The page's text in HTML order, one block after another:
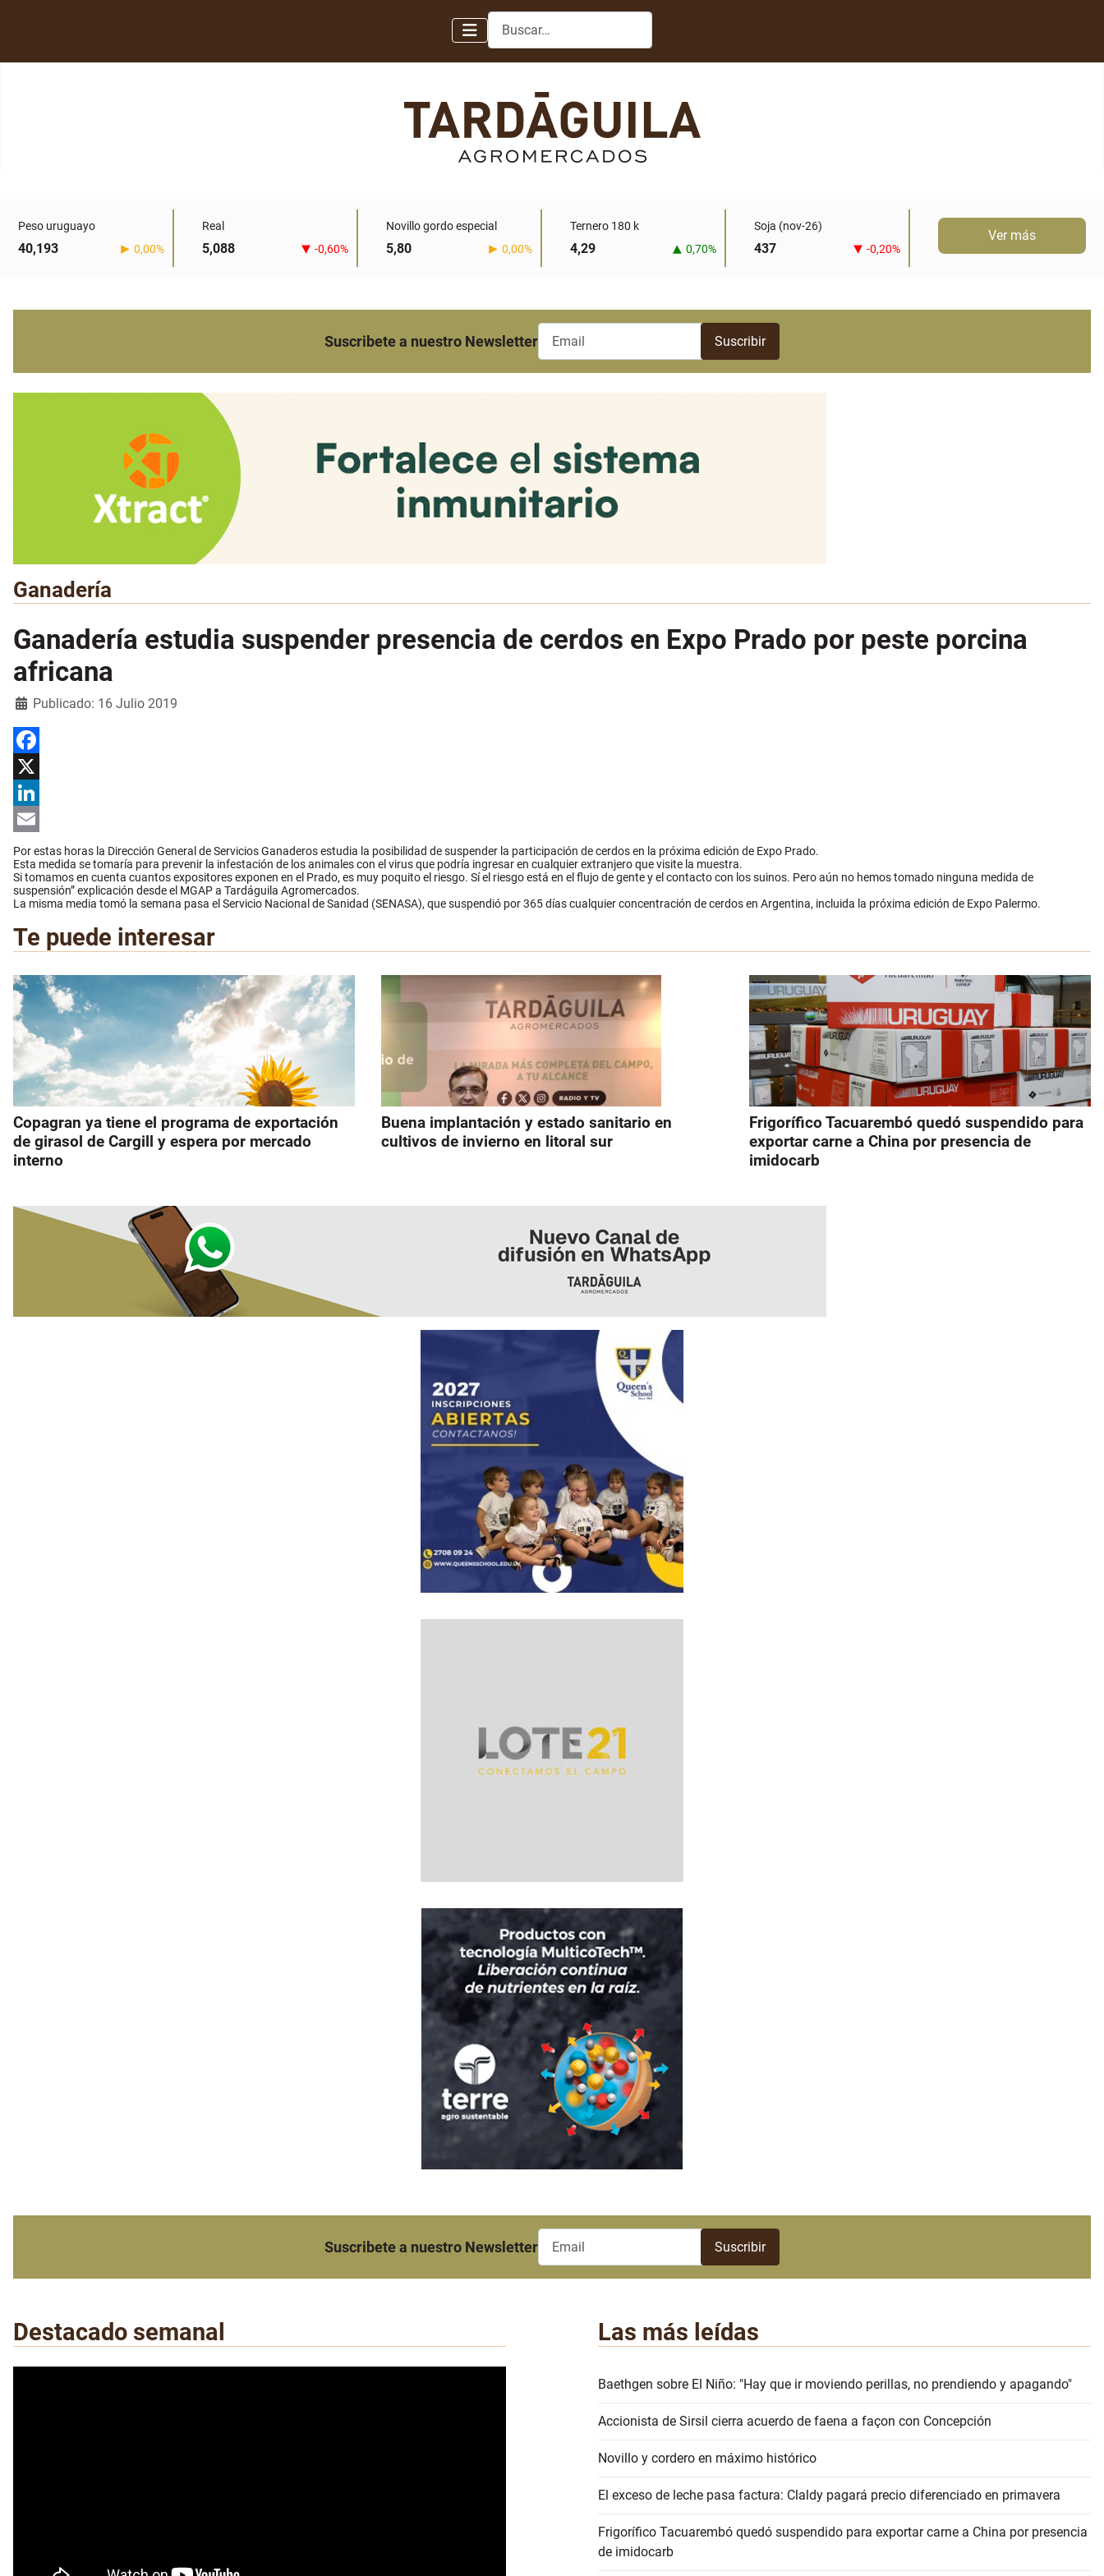
Buscar
Peso uruguayo
40,193 0,00%
Real
5,088 -0,60%
Novillo gordo especial
5,80 0,00%
Ternero 180 k
4,29 0,70%
Soja (nov-26)
437 -0,20%
Ver más
Suscribete a nuestro Newsletter
Ganadería
Ganadería estudia suspender presencia de cerdos en Expo Prado por peste porcina
africana
Detalles
Publicado: 16 Julio 2019
Facebook
X
LinkedIn
Email
Por estas horas la Dirección General de Servicios Ganaderos estudia la posibilidad de suspender la participación de cerdos en la próxima edición de Expo Prado.
Esta medida se tomaría para prevenir la infestación de los animales con el virus que podría ingresar en cualquier extranjero que visite la muestra.
Si tomamos en cuenta cuantos expositores exponen en el Prado, es muy poquito el riesgo. Sí el riesgo está en el flujo de gente y el contacto con los suinos. Pero aún no hemos tomado ninguna medida de
suspensión” explicación desde el MGAP a Tardáguila Agromercados.
La misma media tomó la semana pasa el Servicio Nacional de Sanidad (SENASA), que suspendió por 365 días cualquier concentración de cerdos en Argentina, incluida la próxima edición de Expo Palermo.
Te puede interesar
Copagran ya tiene el programa de exportación
de girasol de Cargill y espera por mercado
interno
Buena implantación y estado sanitario en
cultivos de invierno en litoral sur
Frigorífico Tacuarembó quedó suspendido para
exportar carne a China por presencia de
imidocarb
Suscribete a nuestro Newsletter
Destacado semanal Las más leídas
Baethgen sobre El Niño: "Hay que ir moviendo perillas, no prendiendo y apagando"
Accionista de Sirsil cierra acuerdo de faena a façon con Concepción
Novillo y cordero en máximo histórico
El exceso de leche pasa factura: Claldy pagará precio diferenciado en primavera
Frigorífico Tacuarembó quedó suspendido para exportar carne a China por presencia
de imidocarb